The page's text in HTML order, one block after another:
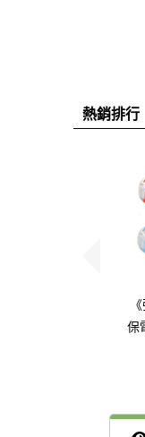
熱銷排行
保